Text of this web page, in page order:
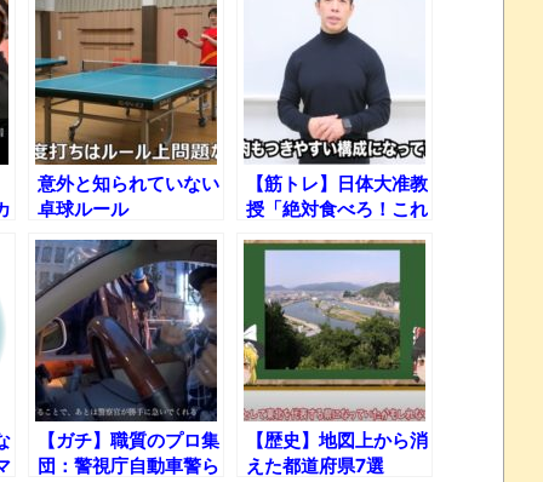
意外と知られていない
卓球ルール
【筋トレ】日体大准教
授「絶対食べろ！これ
を食べるとめちゃ体重
【ガチ】職質のプロ集
団：警視庁自動車警ら
【歴史】地図上から消
えた都道府県7選